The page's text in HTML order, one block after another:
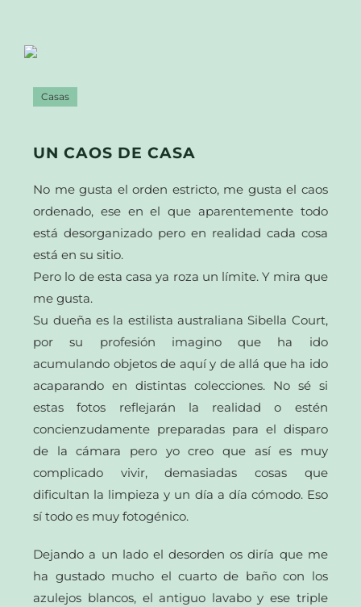
Casas
UN CAOS DE CASA
No me gusta el orden estricto, me gusta el caos
ordenado, ese en el que aparentemente todo
está desorganizado pero en realidad cada cosa
está en su sitio.
Pero lo de esta casa ya roza un límite. Y mira que
me gusta.
Su dueña es la estilista australiana Sibella Court,
por su profesión imagino que ha ido
acumulando objetos de aquí y de allá que ha ido
acaparando en distintas colecciones. No sé si
estas fotos reflejarán la realidad o estén
concienzudamente preparadas para el disparo
de la cámara pero yo creo que así es muy
complicado vivir, demasiadas cosas que
dificultan la limpieza y un día a día cómodo. Eso
sí todo es muy fotogénico.
Dejando a un lado el desorden os diría que me
ha gustado mucho el cuarto de baño con los
azulejos blancos, el antiguo lavabo y ese triple